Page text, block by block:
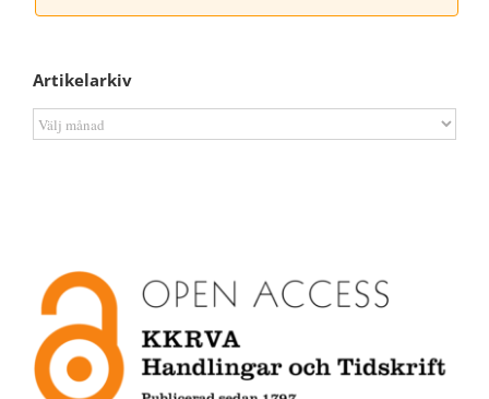
Artikelarkiv
Artikelarkiv